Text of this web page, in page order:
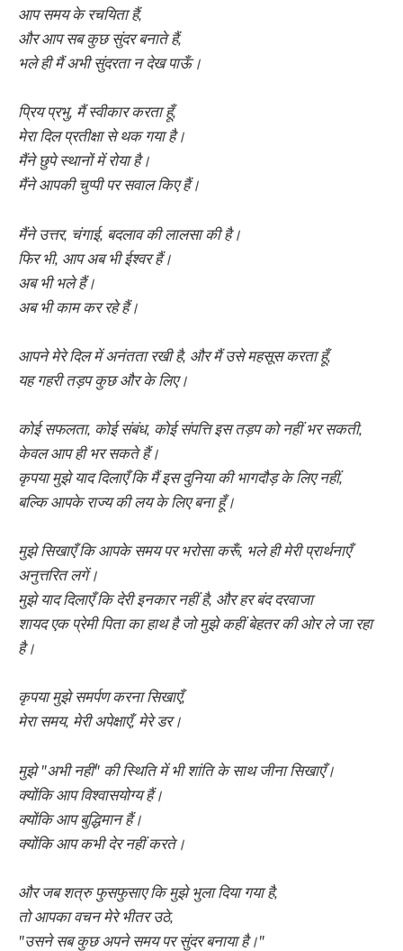
आप समय के रचयिता हैं,
और आप सब कुछ सुंदर बनाते हैं,
भले ही मैं अभी सुंदरता न देख पाऊँ।
प्रिय प्रभु, मैं स्वीकार करता हूँ,
मेरा दिल प्रतीक्षा से थक गया है।
मैंने छुपे स्थानों में रोया है।
मैंने आपकी चुप्पी पर सवाल किए हैं।
मैंने उत्तर, चंगाई, बदलाव की लालसा की है।
फिर भी, आप अब भी ईश्वर हैं।
अब भी भले हैं।
अब भी काम कर रहे हैं।
आपने मेरे दिल में अनंतता रखी है, और मैं उसे महसूस करता हूँ,
यह गहरी तड़प कुछ और के लिए।
कोई सफलता, कोई संबंध, कोई संपत्ति इस तड़प को नहीं भर सकती,
केवल आप ही भर सकते हैं।
कृपया मुझे याद दिलाएँ कि मैं इस दुनिया की भागदौड़ के लिए नहीं,
बल्कि आपके राज्य की लय के लिए बना हूँ।
मुझे सिखाएँ कि आपके समय पर भरोसा करूँ, भले ही मेरी प्रार्थनाएँ
अनुत्तरित लगें।
मुझे याद दिलाएँ कि देरी इनकार नहीं है, और हर बंद दरवाजा
शायद एक प्रेमी पिता का हाथ है जो मुझे कहीं बेहतर की ओर ले जा रहा
है।
कृपया मुझे समर्पण करना सिखाएँ,
मेरा समय, मेरी अपेक्षाएँ, मेरे डर।
मुझे "अभी नहीं" की स्थिति में भी शांति के साथ जीना सिखाएँ।
क्योंकि आप विश्वासयोग्य हैं।
क्योंकि आप बुद्धिमान हैं।
क्योंकि आप कभी देर नहीं करते।
और जब शत्रु फुसफुसाए कि मुझे भुला दिया गया है,
तो आपका वचन मेरे भीतर उठे,
"उसने सब कुछ अपने समय पर सुंदर बनाया है।"